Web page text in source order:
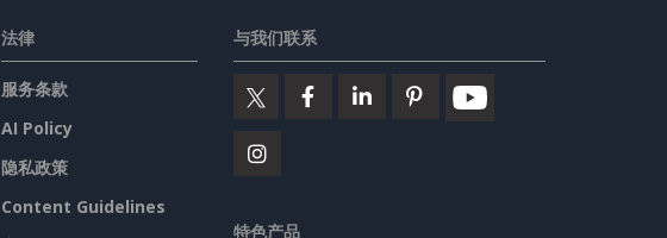
法律
服务条款
AI Policy
隐私政策
Content Guidelines
与我们联系
特色产品